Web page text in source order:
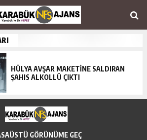
HÜLYA AVŞAR MAKETİNE SALDIRAN
ŞAHIS ALKOLLÜ ÇIKTI
GÖRÜNÜME GEÇ